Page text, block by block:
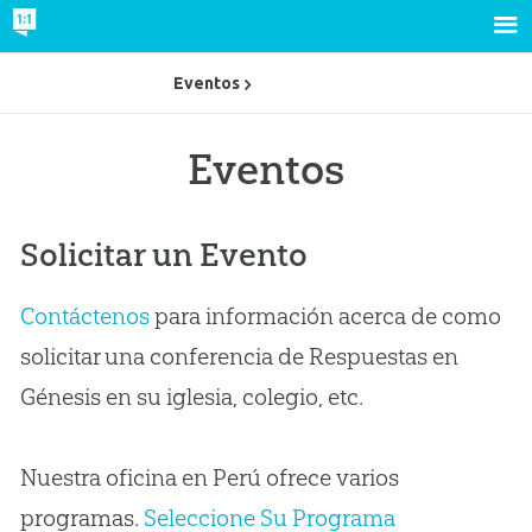
Eventos
Solicitar un Evento
Contáctenospara información acerca de como
solicitar una conferencia de Respuestas en
Génesis en su iglesia, colegio, etc.
Nuestra oficina en Perú ofrece varios
programas. Seleccione Su Programa
Eventos